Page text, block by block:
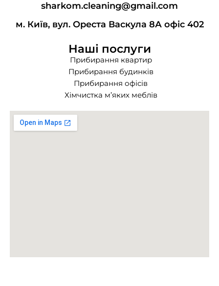
sharkom.cleaning@gmail.com
м. Київ, вул. Ореста Васкула 8А офіс 402
Наші послуги
Прибирання квартир
Прибирання будинків
Прибирання офісів
Хімчистка м’яких меблів